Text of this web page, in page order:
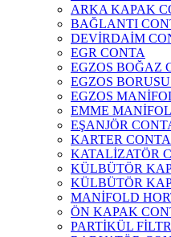
ARKA KAPAK
BAĞLANTI
DEVİRDAİM
EGR CONTA
EGZOS BOĞAZ
EGZOS
EGZOS
EMME
EŞANJÖR
KARTER CONTA
KATALİZATÖR
KÜLBÜTÖR
KÜLBÜTÖR
MANİFOLD
ÖN KAPAK
PARTİKÜL